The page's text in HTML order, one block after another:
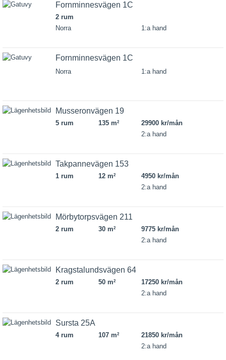
Fornminnesvägen 1C
2 rum
Norra
1:a hand
Fornminnesvägen 1C
Norra 1:a hand
Musseronvägen 19
5 rum 135 m2
29900 kr/mån
2:a hand
Takpannevägen 153
1 rum 12 m2
4950 kr/mån
2:a hand
Mörbytorpsvägen 211
2 rum 30 m2
9775 kr/mån
2:a hand
Kragstalundsvägen 64
2 rum 50 m2
17250 kr/mån
2:a hand
Sursta 25A
4 rum 107 m2
21850 kr/mån
2:a hand